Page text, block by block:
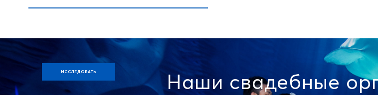
Наши свадебные
ИССЛЕДОВАТЬ